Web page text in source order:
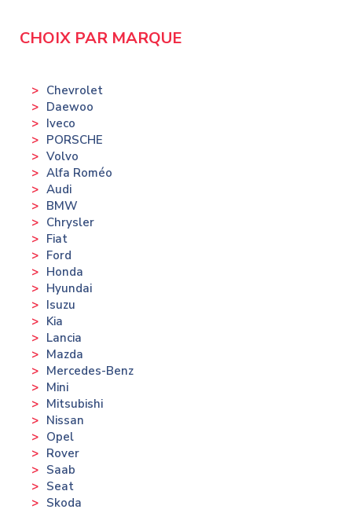
CHOIX PAR MARQUE
Chevrolet
Daewoo
Iveco
PORSCHE
Volvo
Alfa Roméo
Audi
BMW
Chrysler
Fiat
Ford
Honda
Hyundai
Isuzu
Kia
Lancia
Mazda
Mercedes-Benz
Mini
Mitsubishi
Nissan
Opel
Rover
Saab
Seat
Skoda